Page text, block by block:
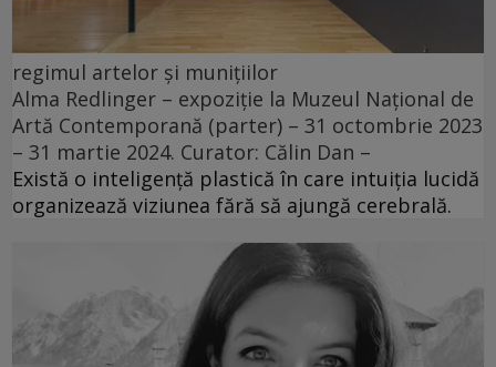
regimul artelor și munițiilor
Alma Redlinger – expoziție la Muzeul Național de
Artă Contemporană (parter) – 31 octombrie 2023
– 31 martie 2024. Curator: Călin Dan –
Există o inteligență plastică în care intuiția lucidă
organizează viziunea fără să ajungă cerebrală.